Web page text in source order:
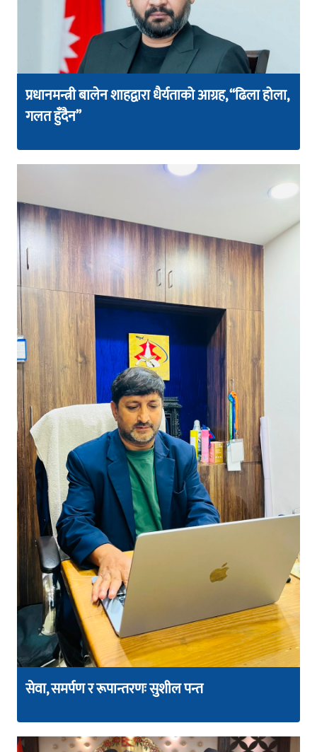
प्रधानमन्त्री बालेन शाहद्वारा धैर्यताको आग्रह, “ढिला होला,
गलत हुँदैन”
सेवा, समर्पण र रूपान्तरणः सुशील पन्त